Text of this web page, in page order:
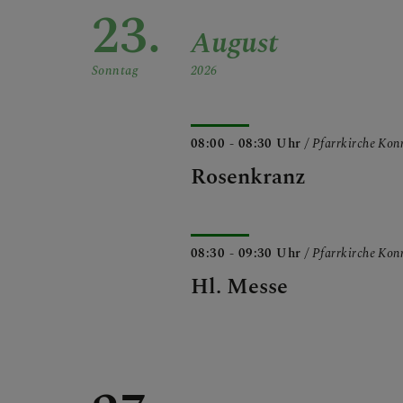
23.
Sonntag
August
2026
08:00 - 08:30 Uhr/ Pfarrkirche
Rosenkranz
08:30 - 09:30 Uhr/ Pfarrkirche
Hl. Messe